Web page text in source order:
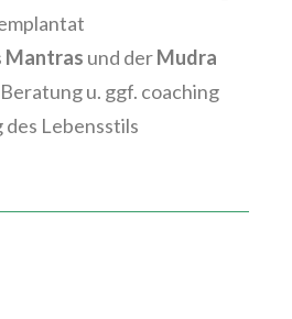
Mantras und derMudra
u. ggf. coaching
Lebensstils